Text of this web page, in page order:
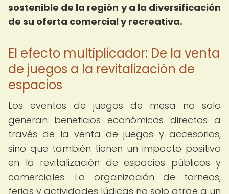
sostenible de la región y a la diversificación
de su oferta comercial y recreativa.
El efecto multiplicador: De la venta
de juegos a la revitalización de
espacios
Los eventos de juegos de mesa no solo
generan beneficios económicos directos a
través de la venta de juegos y accesorios,
sino que también tienen un impacto positivo
en la revitalización de espacios públicos y
comerciales. La organización de torneos,
ferias y actividades lúdicas no solo atrae a un